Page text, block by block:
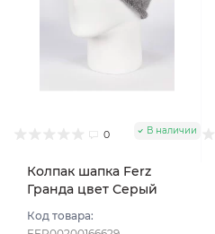
0 В наличии
Колпак шапка Ferz
Гранда цвет Серый
Код товара: